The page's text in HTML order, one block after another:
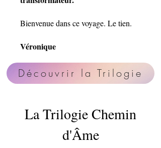
Bienvenue dans ce voyage. Le tien.
Véronique
Découvrir la Trilogie
La Trilogie Chemin
d'Âme